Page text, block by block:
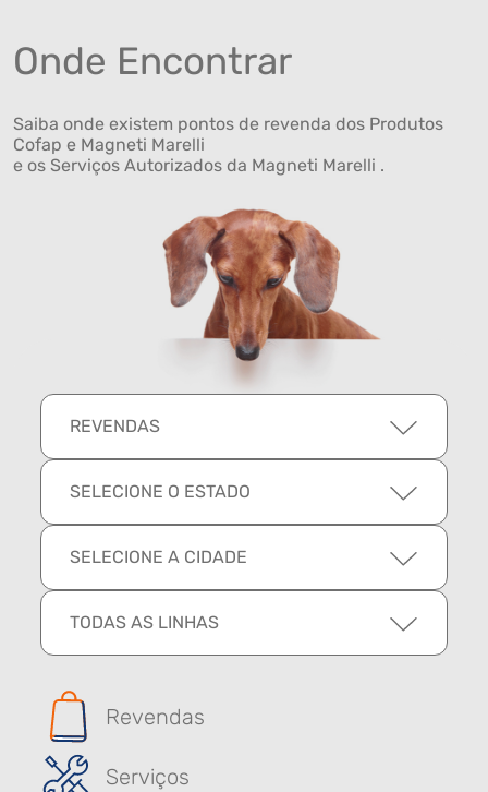
Onde Encontrar
Saiba onde existem pontos de revenda dos Produtos
Cofap e Magneti Marelli
e os Serviços Autorizados da Magneti Marelli .
REVENDAS
SELECIONE O ESTADO
SELECIONE A CIDADE
TODAS AS LINHAS
Revendas
Serviços